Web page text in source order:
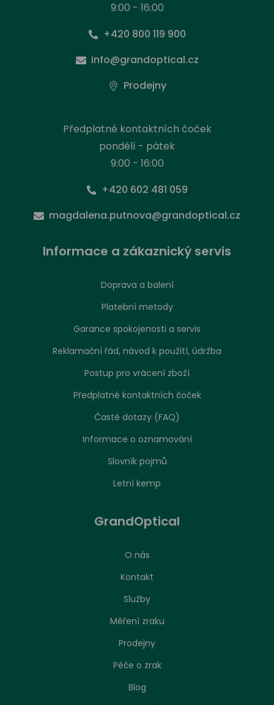
9:00 - 16:00
+420 800 119 900
info@grandoptical.cz
Prodejny
Předplatné kontaktních čoček
pondělí - pátek
9:00 - 16:00
+420 602 481 059
magdalena.putnova@grandoptical.cz
Informace a zákaznický servis
Doprava a balení
Platební metody
Garance spokojenosti a servis
Reklamační řád, návod k použití, údržba
Postup pro vrácení zboží
Předplatné kontaktních čoček
Časté dotazy (FAQ)
Informace o oznamování
Slovník pojmů
Letní kemp
GrandOptical
O nás
Kontakt
Služby
Měření zraku
Prodejny
Péče o zrak
Blog
Nastavení zpracování cookies